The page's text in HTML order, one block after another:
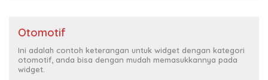
Otomotif
Ini adalah contoh keterangan untuk widget dengan kategori
otomotif, anda bisa dengan mudah memasukkannya pada
widget.